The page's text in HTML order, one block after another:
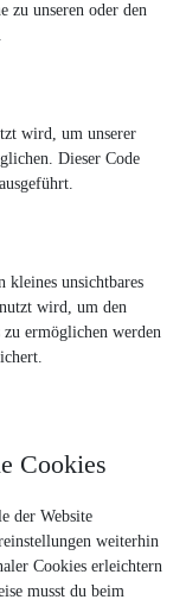
zu unseren oder den
wird, um unserer
Dieser Code
kleines unsichtbares
wird, um den
ermöglichen werden
Cookies
der Website
weiterhin
Cookies erleichtern
musst du beim